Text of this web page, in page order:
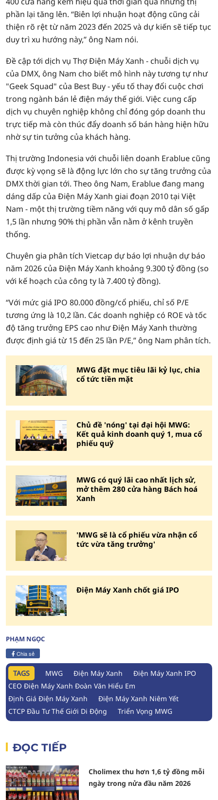
phần lại tăng lên. “Biên lợi nhuận hoạt động cũng cải
thiện rõ rệt từ năm 2023 đến 2025 và dự kiến sẽ tiếp tục
duy trì xu hướng này,” ông Nam nói.
Đề cập tới dịch vụ Thợ Điện Máy Xanh - chuỗi dịch vụ
của DMX, ông Nam cho biết mô hình này tương tự như
"Geek Squad" của Best Buy - yếu tố thay đổi cuộc chơi
trong ngành bán lẻ điện máy thế giới. Việc cung cấp
dịch vụ chuyên nghiệp không chỉ đóng góp doanh thu
trực tiếp mà còn thúc đẩy doanh số bán hàng hiện hữu
nhờ sự tin tưởng của khách hàng.
Thị trường Indonesia với chuỗi liên doanh Erablue cũng
được kỳ vọng sẽ là động lực lớn cho sự tăng trưởng của
DMX thời gian tới. Theo ông Nam, Erablue đang mang
dáng dấp của Điện Máy Xanh giai đoạn 2010 tại Việt
Nam - một thị trường tiềm năng với quy mô dân số gấp
1,5 lần nhưng 90% thị phần vẫn nằm ở kênh truyền
thống.
Chuyên gia phân tích Vietcap dự báo lợi nhuận dự báo
năm 2026 của Điện Máy Xanh khoảng 9.300 tỷ đồng (so
với kế hoạch của công ty là 7.400 tỷ đồng).
“Với mức giá IPO 80.000 đồng/cổ phiếu, chỉ số P/E
tương ứng là 10,2 lần. Các doanh nghiệp có ROE và tốc
độ tăng trưởng EPS cao như Điện Máy Xanh thường
được định giá từ 15 đến 25 lần P/E,” ông Nam phân tích.
MWG đặt mục tiêu lãi kỷ lục, chia
cổ tức tiền mặt
Chủ đề 'nóng' tại đại hội MWG:
Kết quả kinh doanh quý 1, mua cổ
phiếu quỹ
MWG có quý lãi cao nhất lịch sử,
mở thêm 280 cửa hàng Bách hoá
Xanh
'MWG sẽ là cổ phiếu vừa nhận cổ
tức vừa tăng trưởng'
Điện Máy Xanh chốt giá IPO
PHẠM NGỌC
Chia sẻ
TAGS MWG Điện Máy Xanh
Điện Máy Xanh IPO
CEO Điện Máy Xanh Đoàn Văn Hiểu Em
Định Giá Điện Máy Xanh
Điện Máy Xanh Niêm Yết
CTCP Đầu Tư Thế Giới Di Động
Triển Vọng MWG
ĐỌC TIẾP
Cholimex thu hơn 1,6 tỷ đồng mỗi
ngày trong nửa đầu năm 2026